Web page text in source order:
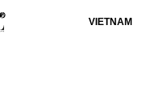
VIETNAM